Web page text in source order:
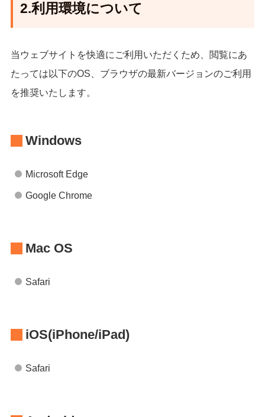
2.利用環境について
当ウェブサイトを快適にご利用いただくため、閲覧にあ
たっては以下のOS、ブラウザの最新バージョンのご利用
を推奨いたします。
Windows
Microsoft Edge
Google Chrome
Mac OS
Safari
iOS(iPhone/iPad)
Safari